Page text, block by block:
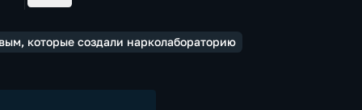
которые создали нарколабораторию